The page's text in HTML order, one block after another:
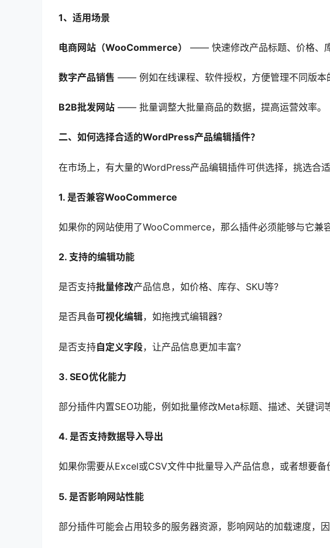
1、适用场景
电商网站（WooCommerce） —— 快速修改产品标题、价格、库
数字产品销售 —— 例如在线课程、软件授权，方便管理不同版本
B2B批发网站 —— 批量调整大批量商品的数据，提高运营效率。
二、如何选择合适的WordPress产品编辑插件？
在市场上，有大量的WordPress产品编辑插件可供选择，挑选合
1. 是否兼容WooCommerce
如果你的网站使用了WooCommerce，那么插件必须能够与它兼
2. 支持的编辑功能
是否支持批量修改产品信息，如价格、库存、SKU等?
是否具备可视化编辑，如拖拽式编辑器?
是否支持自定义字段，让产品信息更加丰富?
3. SEO优化能力
部分插件内置SEO功能，例如批量修改Meta标题、描述、关键词
4. 是否支持数据导入导出
如果你需要从Excel或CSV文件中批量导入产品信息，或者想要备
5. 是否影响网站性能
部分插件可能会占用较多的服务器资源，影响网站的加载速度，